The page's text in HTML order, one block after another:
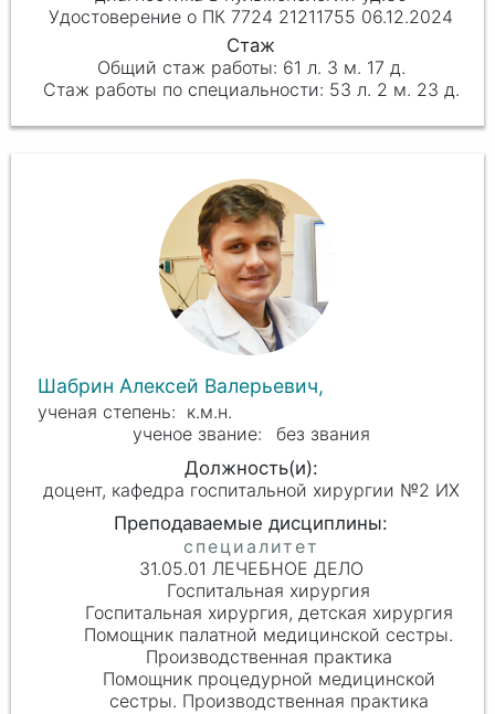
Удостоверение о ПК 7724 21211755 06.12.2024
61 л. 3 м. 17 д.
53 л. 2 м. 23 д.
Шабрин Алексей Валерьевич,
к.м.н.
без звания
доцент, кафедра госпитальной хирургии №2 ИХ
31.05.01 ЛЕЧЕБНОЕ ДЕЛО
Госпитальная хирургия
Госпитальная хирургия, детская хирургия
Помощник палатной медицинской сестры.
Производственная практика
Помощник процедурной медицинской
сестры. Производственная практика